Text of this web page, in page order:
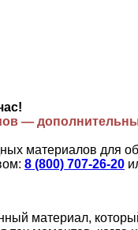
—
материалов для
8 (800) 707-26-20
материал,